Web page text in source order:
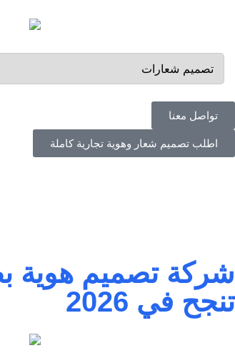
تواصل معنا
اطلب تصميم شعار وهوية تجارية كاملة
شركة تصميم هوية
تنجح في 2026